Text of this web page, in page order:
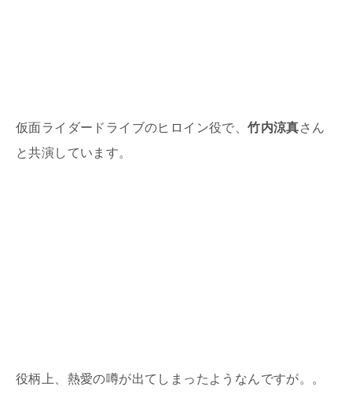
仮面ライダードライブのヒロイン役で、竹内涼真さん
と共演しています。
役柄上、熱愛の噂が出てしまったようなんですが。。